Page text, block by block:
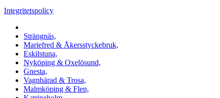
Integritetspolicy
Strängnäs,
Mariefred & Åkersstyckebruk,
Eskilstuna,
Nyköping & Oxelösund,
Gnesta,
Vagnhärad & Trosa,
Malmköping & Flen,